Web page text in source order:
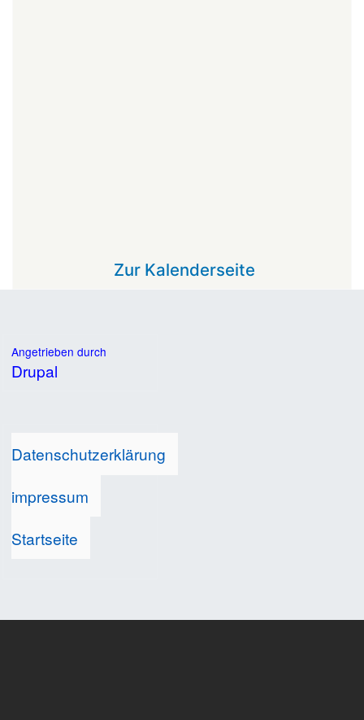
Zur Kalenderseite
Angetrieben durch
Drupal
Datenschutzerklärung
impressum
Startseite